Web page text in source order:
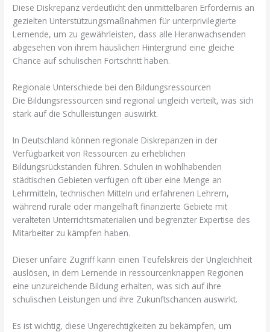
Diese Diskrepanz verdeutlicht den unmittelbaren Erfordernis an
gezielten Unterstützungsmaßnahmen für unterprivilegierte
Lernende, um zu gewährleisten, dass alle Heranwachsenden
abgesehen von ihrem häuslichen Hintergrund eine gleiche
Chance auf schulischen Fortschritt haben.
Regionale Unterschiede bei den Bildungsressourcen
Die Bildungsressourcen sind regional ungleich verteilt, was sich
stark auf die Schulleistungen auswirkt.
In Deutschland können regionale Diskrepanzen in der
Verfügbarkeit von Ressourcen zu erheblichen
Bildungsrückständen führen. Schulen in wohlhabenden
städtischen Gebieten verfügen oft über eine Menge an
Lehrmitteln, technischen Mitteln und erfahrenen Lehrern,
während rurale oder mangelhaft finanzierte Gebiete mit
veralteten Unterrichtsmaterialien und begrenzter Expertise des
Mitarbeiter zu kämpfen haben.
Dieser unfaire Zugriff kann einen Teufelskreis der Ungleichheit
auslösen, in dem Lernende in ressourcenknappen Regionen
eine unzureichende Bildung erhalten, was sich auf ihre
schulischen Leistungen und ihre Zukunftschancen auswirkt.
Es ist wichtig, diese Ungerechtigkeiten zu bekämpfen, um